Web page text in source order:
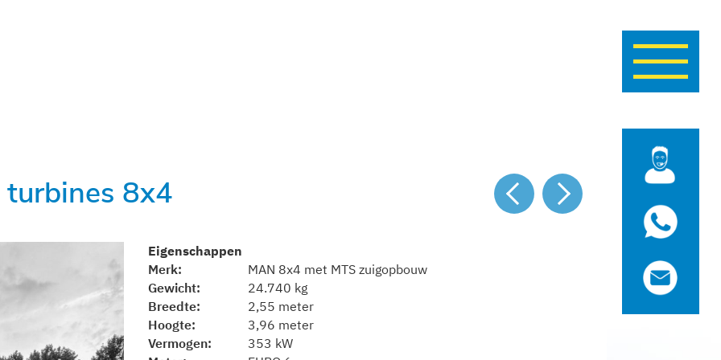
wisselen
8x4 vorigevolgende
Eigenschappen
Merk
MAN 8x4 met MTS zuigopbouw
Gewicht
24.740 kg
Breedte
2,55 meter
Hoogte
3,96 meter
Vermogen
353 kW